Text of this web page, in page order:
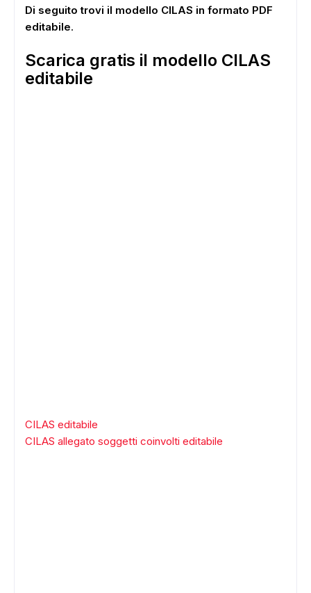
Di seguito trovi il modello CILAS in formato PDF
editabile.
Scarica gratis il modello CILAS
editabile
CILAS editabile
CILAS allegato soggetti coinvolti editabile